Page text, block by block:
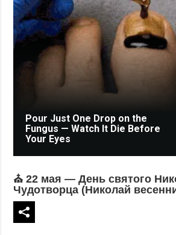
Pour Just One Drop on the
Fungus — Watch It Die Before
Your Eyes
⛪ 22 мая — День святого
Чудотворца (Николай